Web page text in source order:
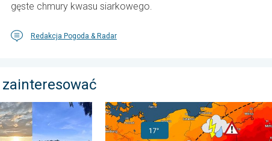
gęste chmury kwasu siarkowego.
Redakcja Pogoda & Radar
pogoda w sierpniu?. . . środa, 29 lipca 2026
20 stopni różnicy. Kontrast termiczny.